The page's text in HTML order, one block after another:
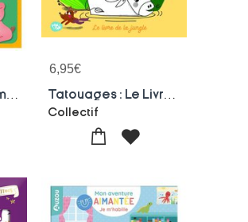
Ma Pochette D'aimants : Animaux Du Pal
6,95€
Collectif